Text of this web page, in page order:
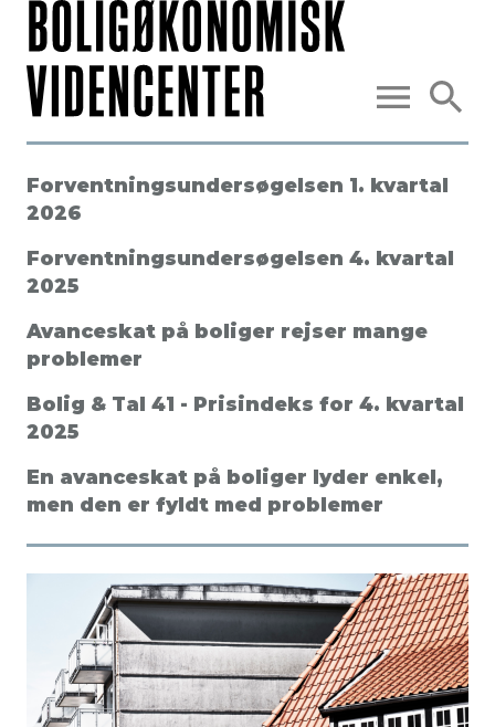
Forventningsundersøgelsen 1. kvartal
2026
Forventningsundersøgelsen 4. kvartal
2025
Avanceskat på boliger rejser mange
problemer
Bolig & Tal 41 - Prisindeks for 4. kvartal
2025
En avanceskat på boliger lyder enkel,
men den er fyldt med problemer